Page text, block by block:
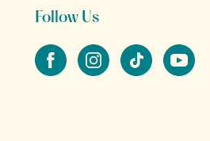
Follow Us
facebookinstagramtiktok youtube